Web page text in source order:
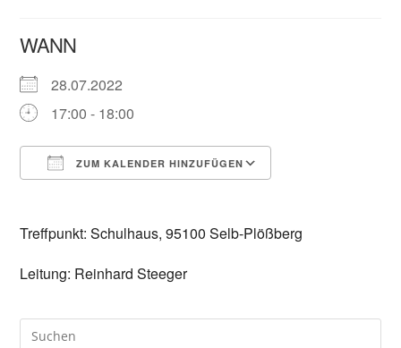
WANN
28.07.2022
17:00 - 18:00
ZUM KALENDER HINZUFÜGEN
Treffpunkt: Schulhaus, 95100 Selb-Plößberg
Leitung: Reinhard Steeger